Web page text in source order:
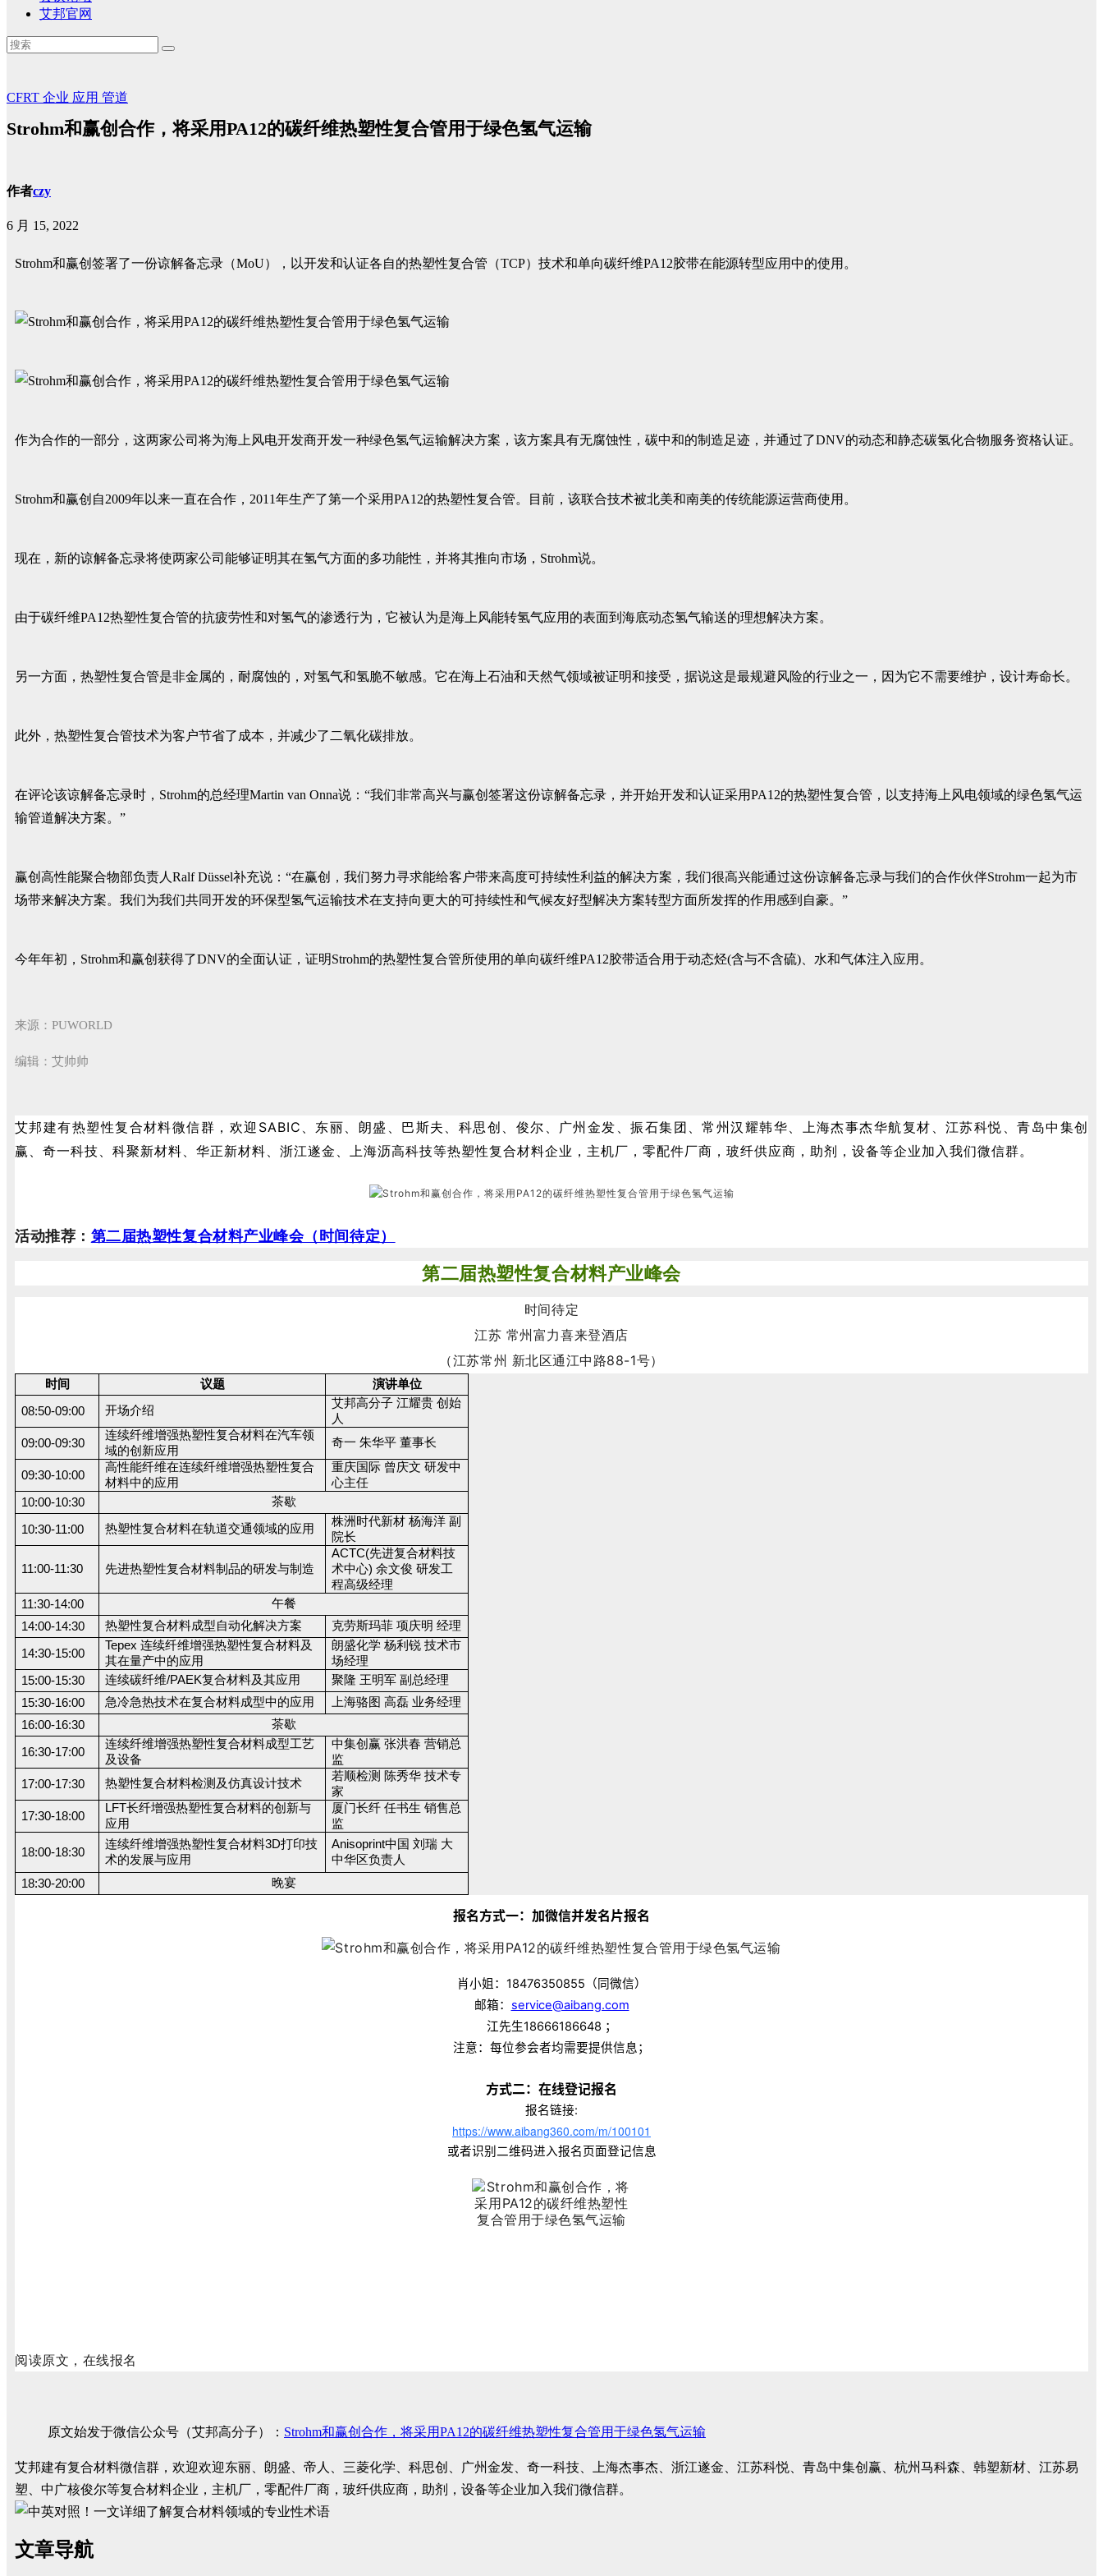
艾邦官网
CFRT 企业 应用 管道
Strohm和赢创合作，将采用PA12的碳纤维热塑性复合管用于绿色氢气运输
作者czy
6 月 15, 2022
Strohm和赢创签署了一份谅解备忘录（MoU），以开发和认证各自的热塑性复合管（TCP）技术和单向碳纤维PA12胶带在能源转型应用中的使用。
作为合作的一部分，这两家公司将为海上风电开发商开发一种绿色氢气运输解决方案，该方案具有无腐蚀性，碳中和的制造足迹，并通过了DNV的动态和静态碳氢化合物服务资格认证。
Strohm和赢创自2009年以来一直在合作，2011年生产了第一个采用PA12的热塑性复合管。目前，该联合技术被北美和南美的传统能源运营商使用。
现在，新的谅解备忘录将使两家公司能够证明其在氢气方面的多功能性，并将其推向市场，Strohm说。
由于碳纤维PA12热塑性复合管的抗疲劳性和对氢气的渗透行为，它被认为是海上风能转氢气应用的表面到海底动态氢气输送的理想解决方案。
另一方面，热塑性复合管是非金属的，耐腐蚀的，对氢气和氢脆不敏感。它在海上石油和天然气领域被证明和接受，据说这是最规避风险的行业之一，因为它不需要维护，设计寿命长。
此外，热塑性复合管技术为客户节省了成本，并减少了二氧化碳排放。
在评论该谅解备忘录时，Strohm的总经理Martin van Onna说：“我们非常高兴与赢创签署这份谅解备忘录，并开始开发和认证采用PA12的热塑性复合管，以支持海上风电领域的绿色氢气运
输管道解决方案。”
赢创高性能聚合物部负责人Ralf Düssel补充说：“在赢创，我们努力寻求能给客户带来高度可持续性利益的解决方案，我们很高兴能通过这份谅解备忘录与我们的合作伙伴Strohm一起为市
场带来解决方案。我们为我们共同开发的环保型氢气运输技术在支持向更大的可持续性和气候友好型解决方案转型方面所发挥的作用感到自豪。”
今年年初，Strohm和赢创获得了DNV的全面认证，证明Strohm的热塑性复合管所使用的单向碳纤维PA12胶带适合用于动态烃(含与不含硫)、水和气体注入应用。
来源：PUWORLD
编辑：艾帅帅
艾邦建有热塑性复合材料微信群，欢迎SABIC、东丽、朗盛、巴斯夫、科思创、俊尔、广州金发、振石集团、常州汉耀韩华、上海杰事杰华航复材、江苏科悦、青岛中集创
赢、奇一科技、科聚新材料、华正新材料、浙江遂金、上海沥高科技等热塑性复合材料企业，主机厂，零配件厂商，玻纤供应商，助剂，设备等企业加入我们微信群。
活动推荐： 第二届热塑性复合材料产业峰会（时间待定）
第二届热塑性复合材料产业峰会
时间待定
江苏 常州富力喜来登酒店
（江苏常州 新北区通江中路88-1号）
时间 议题
演讲单位
08:50-09:00
开场介绍
艾邦高分子 江耀贵 创始
人
09:00-09:30
连续纤维增强热塑性复合材料在汽车领
域的创新应用
奇一 朱华平 董事长
09:30-10:00
高性能纤维在连续纤维增强热塑性复合
材料中的应用
重庆国际 曾庆文 研发中
心主任
10:00-10:30
茶歇
10:30-11:00
热塑性复合材料在轨道交通领域的应用
株洲时代新材 杨海洋 副
院长
11:00-11:30 先进热塑性复合材料制品的研发与制造
ACTC(先进复合材料技
术中心) 余文俊 研发工
程高级经理
11:30-14:00
午餐
14:00-14:30
热塑性复合材料成型自动化解决方案
克劳斯玛菲 项庆明 经理
14:30-15:00
Tepex 连续纤维增强热塑性复合材料及
其在量产中的应用
朗盛化学 杨利锐 技术市
场经理
15:00-15:30
连续碳纤维/PAEK复合材料及其应用
聚隆 王明军 副总经理
15:30-16:00
急冷急热技术在复合材料成型中的应用
上海骆图 高磊 业务经理
16:00-16:30
茶歇
16:30-17:00
连续纤维增强热塑性复合材料成型工艺
及设备
中集创赢 张洪春 营销总
监
17:00-17:30
热塑性复合材料检测及仿真设计技术
若顺检测 陈秀华 技术专
家
17:30-18:00
LFT长纤增强热塑性复合材料的创新与
应用
厦门长纤 任书生 销售总
监
18:00-18:30
连续纤维增强热塑性复合材料3D打印技
术的发展与应用
Anisoprint中国 刘瑞 大
中华区负责人
18:30-20:00
晚宴
报名方式一：加微信并发名片报名
肖小姐：18476350855（同微信）
邮箱： service@aibang.com
江先生18666186648 ；
注意：每位参会者均需要提供信息；
方式二：在线登记报名
报名链接:
https://www.aibang360.com/m/100101
或者识别二维码进入报名页面登记信息
阅读原文，在线报名
原文始发于微信公众号（艾邦高分子）： Strohm和赢创合作，将采用PA12的碳纤维热塑性复合管用于绿色氢气运输
艾邦建有复合材料微信群，欢迎欢迎东丽、朗盛、帝人、三菱化学、科思创、广州金发、奇一科技、上海杰事杰、浙江遂金、江苏科悦、青岛中集创赢、杭州马科森、韩塑新材、江苏易
塑、中广核俊尔等复合材料企业，主机厂，零配件厂商，玻纤供应商，助剂，设备等企业加入我们微信群。
文章导航